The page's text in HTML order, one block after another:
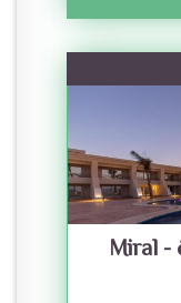
فندق ميرال العين السخنة - Miral